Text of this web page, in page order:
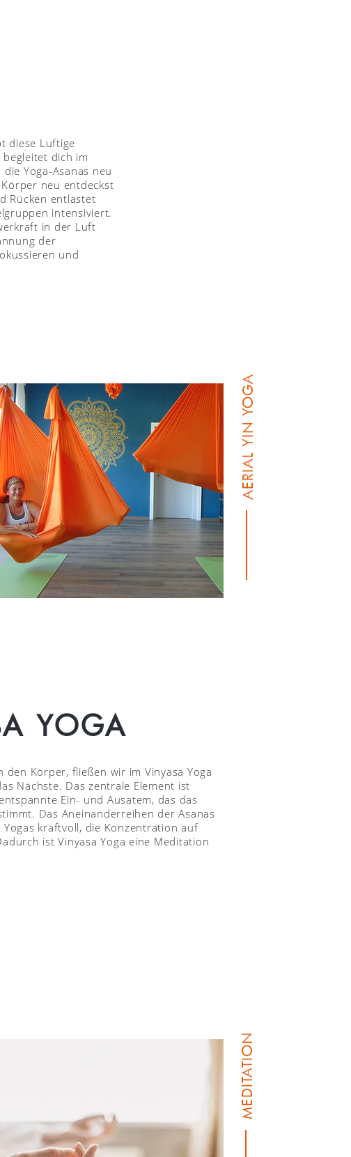
diese Luftige
begleitet dich im
Yoga-Asanas neu
neu entdeckst
Rücken entlastet
intensiviert.
in der Luft
der
und
AERIAL YIN YOGA
YOGA
den Körper, fließen wir im Vinyasa Yoga
Nächste. Das zentrale Element ist
Ein- und Ausatem, das das
Das Aneinanderreihen der Asanas
kraftvoll, die Konzentration auf
ist Vinyasa Yoga eine Meditation
MEDITATION